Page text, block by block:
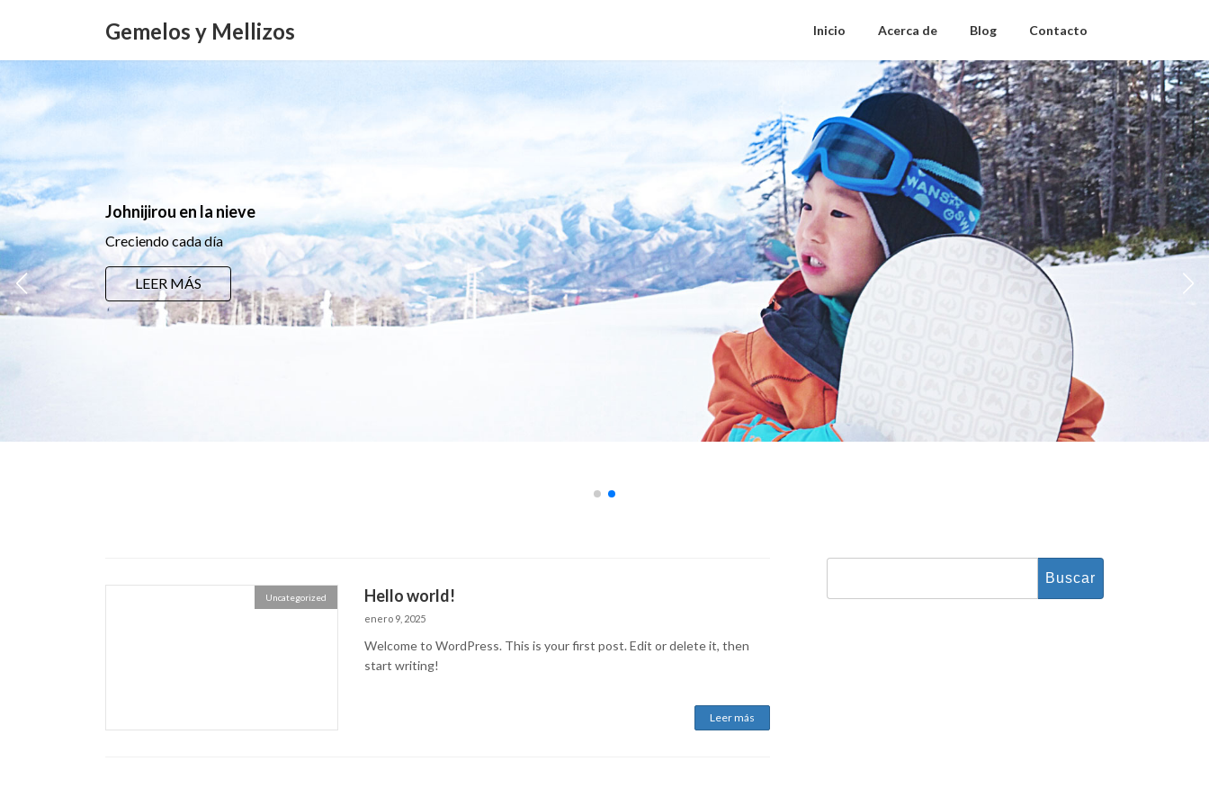
navegación
Gemelos y Mellizos Inicio Acerca de Blog Contacto
Johnijirou en la nieve
Creciendo cada día
LEER MÁS
Uncategorized Hello world!
enero 9, 2025
Welcome to WordPress. This is your first post. Edit or delete it, then
start writing!
Leer más
Buscar: